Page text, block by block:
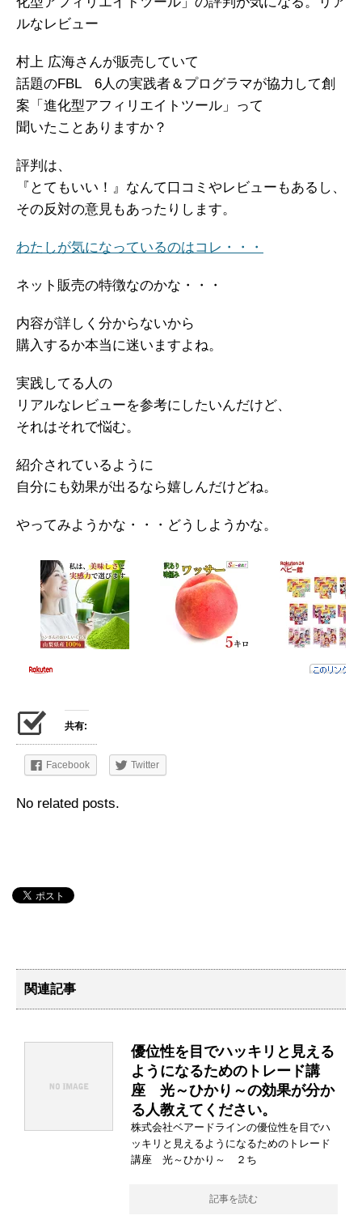
ルなレビュー
村上 広海さんが販売していて
話題のFBL 6人の実践者＆プログラマが協力して創
案「進化型アフィリエイトツール」って
聞いたことありますか？
評判は、
『とてもいい！』なんて口コミやレビューもあるし、
その反対の意見もあったりします。
わたしが気になっているのはコレ・・・
ネット販売の特徴なのかな・・・
内容が詳しく分からないから
購入するか本当に迷いますよね。
実践してる人の
リアルなレビューを参考にしたいんだけど、
それはそれで悩む。
紹介されているように
自分にも効果が出るなら嬉しんだけどね。
やってみようかな・・・どうしようかな。
共有:
Facebook Twitter
No related posts.
関連記事
優位性を目でハッキリと見える
ようになるためのトレード講
座 光～ひかり～の効果が分か
る人教えてください。
株式会社ベアードラインの優位性を目でハ
ッキリと見えるようになるためのトレード
講座 光～ひかり～ ２ち
記事を読む